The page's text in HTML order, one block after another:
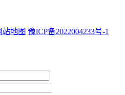
站地图 豫ICP备2022004233号-1